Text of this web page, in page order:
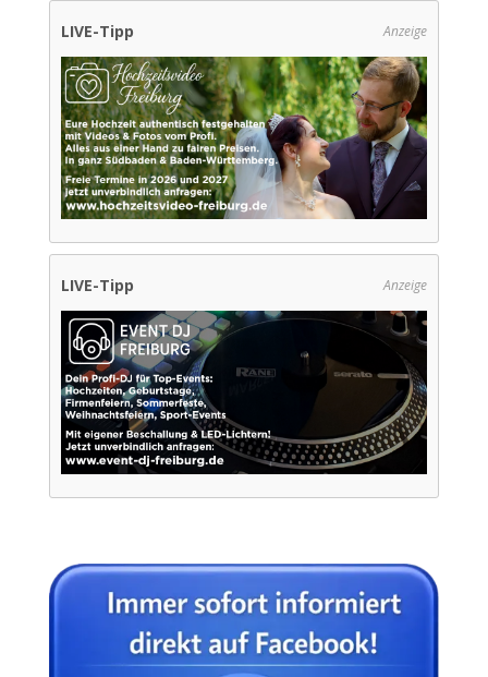
LIVE-Tipp Anzeige
LIVE-Tipp Anzeige